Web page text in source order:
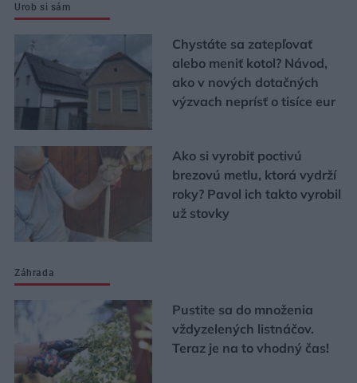
Urob si sám
Chystáte sa zatepľovať
alebo meniť kotol? Návod,
ako v nových dotačných
výzvach neprísť o tisíce eur
Ako si vyrobiť poctivú
brezovú metlu, ktorá vydrží
roky? Pavol ich takto vyrobil
už stovky
Záhrada
Pustite sa do množenia
vždyzelených listnáčov.
Teraz je na to vhodný čas!